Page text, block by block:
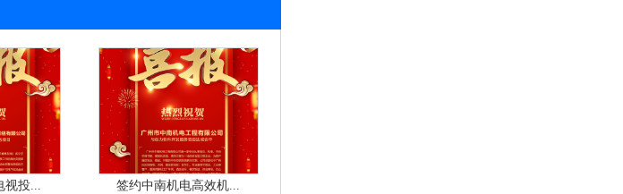
投... 签约中南机电高效机...